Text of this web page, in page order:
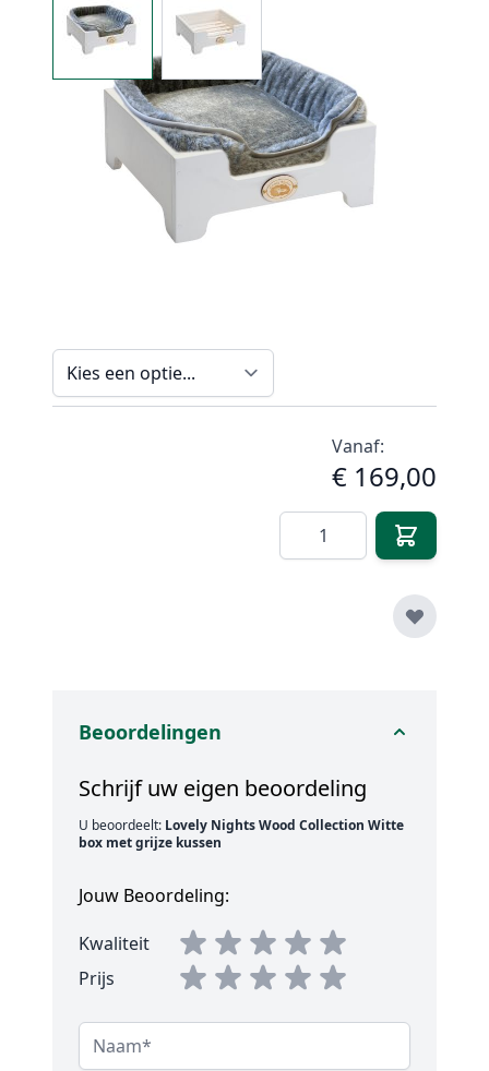
Artikelnummer GH-0195
Vanaf:
€ 169,00
Aantal
Beoordelingen
Schrijf uw eigen beoordeling
U beoordeelt: Lovely Nights Wood Collection Witte
box met grijze kussen
Jouw Beoordeling:
Kwaliteit
Prijs
Naam